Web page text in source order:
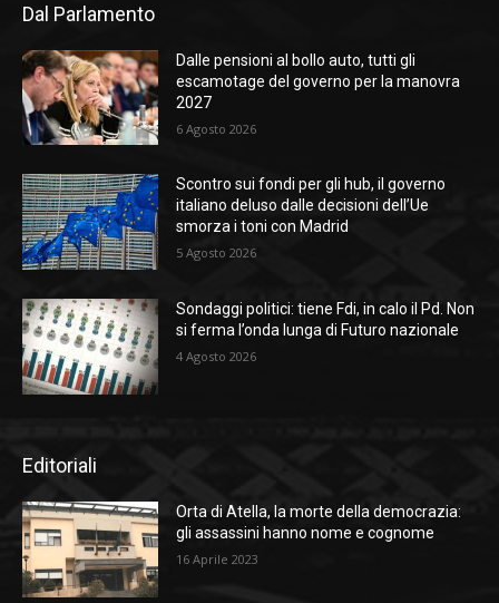
Dal Parlamento
Dalle pensioni al bollo auto, tutti gli
escamotage del governo per la manovra
2027
6 Agosto 2026
Scontro sui fondi per gli hub, il governo
italiano deluso dalle decisioni dell’Ue
smorza i toni con Madrid
5 Agosto 2026
Sondaggi politici: tiene Fdi, in calo il Pd. Non
si ferma l’onda lunga di Futuro nazionale
4 Agosto 2026
Editoriali
Orta di Atella, la morte della democrazia:
gli assassini hanno nome e cognome
16 Aprile 2023